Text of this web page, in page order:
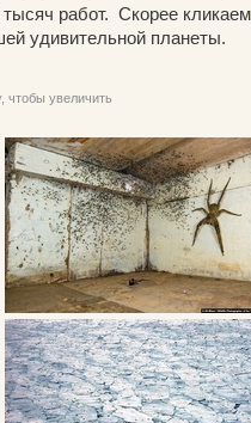
работ. Скорее
удивительной планеты.
чтобы увеличить